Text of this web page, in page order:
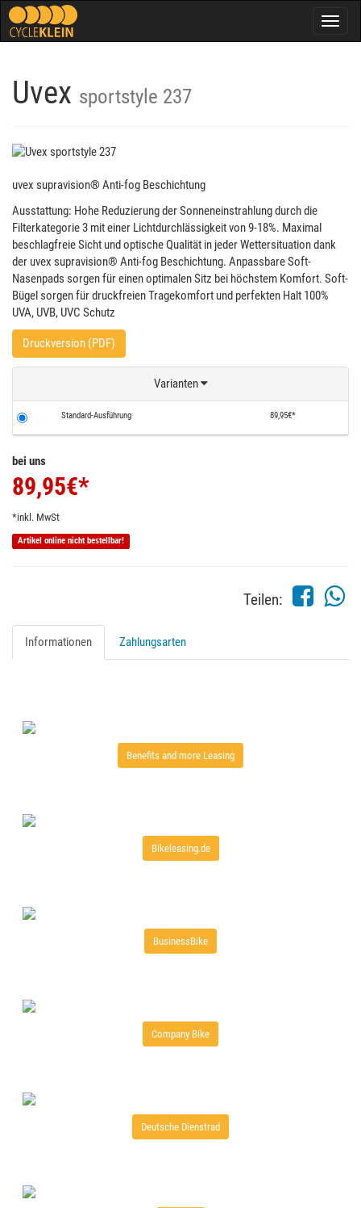
Uvex sportstyle 237
uvex supravision® Anti-fog Beschichtung
Ausstattung: Hohe Reduzierung der Sonneneinstrahlung durch die
Filterkategorie 3 mit einer Lichtdurchlässigkeit von 9-18%. Maximal
beschlagfreie Sicht und optische Qualität in jeder Wettersituation dank
der uvex supravision® Anti-fog Beschichtung. Anpassbare Soft-
Nasenpads sorgen für einen optimalen Sitz bei höchstem Komfort. Soft-
Bügel sorgen für druckfreien Tragekomfort und perfekten Halt 100%
UVA, UVB, UVC Schutz
Druckversion (PDF)
Varianten
Standard-Ausführung 89,95€*
bei uns
89,95€*
*inkl. MwSt
Artikel online nicht bestellbar!
Teilen:
Informationen Zahlungsarten
Benefits and more Leasing
Bikeleasing.de
BusinessBike
Company Bike
Deutsche Dienstrad